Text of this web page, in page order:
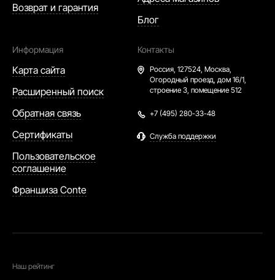
Возврат и гарантия
Блог
Информация
Карта сайта
Расширенный поиск
Обратная связь
Сертификаты
Пользовательское
соглашение
Франшиза Conte
Контакты
Россия, 127524, Москва,
Огородный проезд, дом 16/1,
строение 3, помещение 512
+7 (495) 280-33-48
Служба поддержки
Наш рейтинг